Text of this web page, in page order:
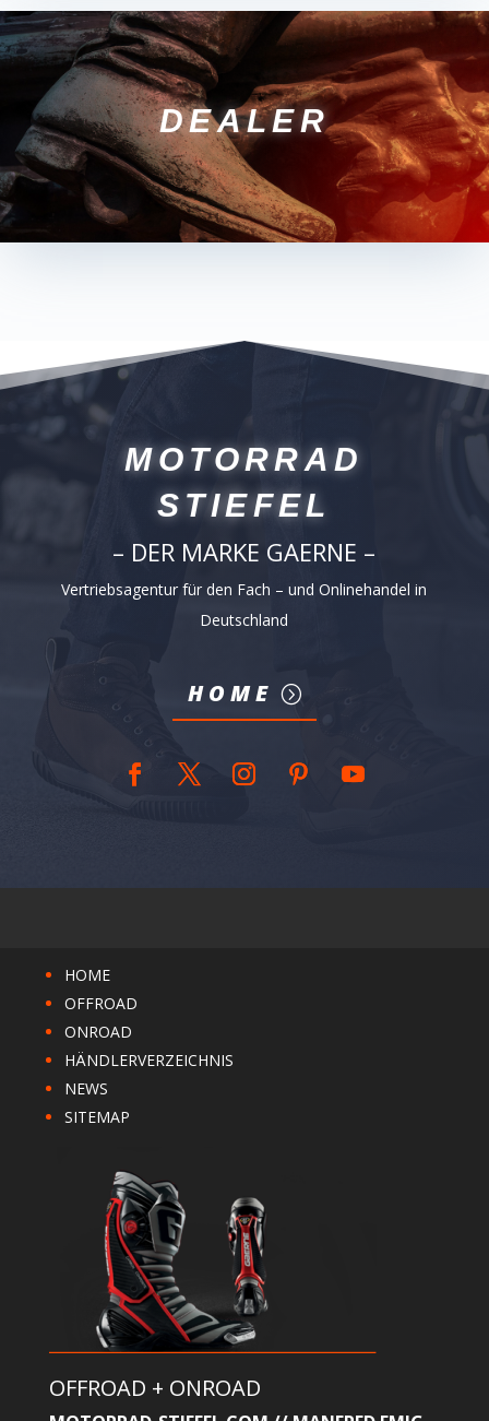
DEALER
MOTORRAD
STIEFEL
– DER MARKE GAERNE –
Vertriebsagentur für den Fach – und Onlinehandel in
Deutschland
HOME
HOME
OFFROAD
ONROAD
HÄNDLERVERZEICHNIS
NEWS
SITEMAP
OFFROAD + ONROAD